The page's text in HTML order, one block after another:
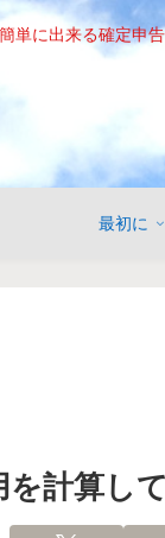
単に出来る確定申
最初に
を計算し